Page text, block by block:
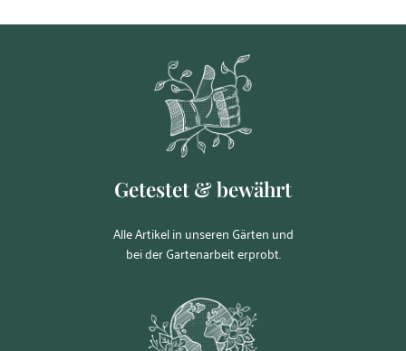
Getestet & bewährt
Alle Artikel in unseren Gärten und
bei der Gartenarbeit erprobt.